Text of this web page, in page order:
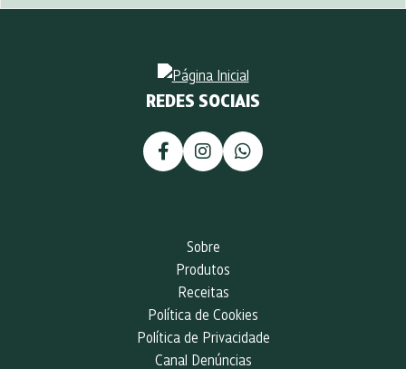
REDES SOCIAIS
Sobre
Produtos
Receitas
Política de Cookies
Política de Privacidade
Canal Denúncias